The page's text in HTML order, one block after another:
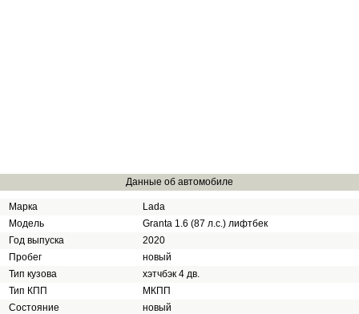
Данные об автомобиле
Марка
Lada
Модель
Granta 1.6 (87 л.с.) лифтбек
Год выпуска
2020
Пробег
новый
Тип кузова
хэтчбэк 4 дв.
Тип КПП
МКПП
Состояние
новый